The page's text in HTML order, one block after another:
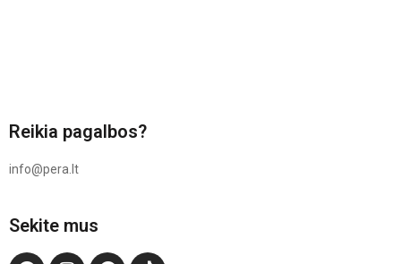
Reikia pagalbos?
info@pera.lt
Sekite mus